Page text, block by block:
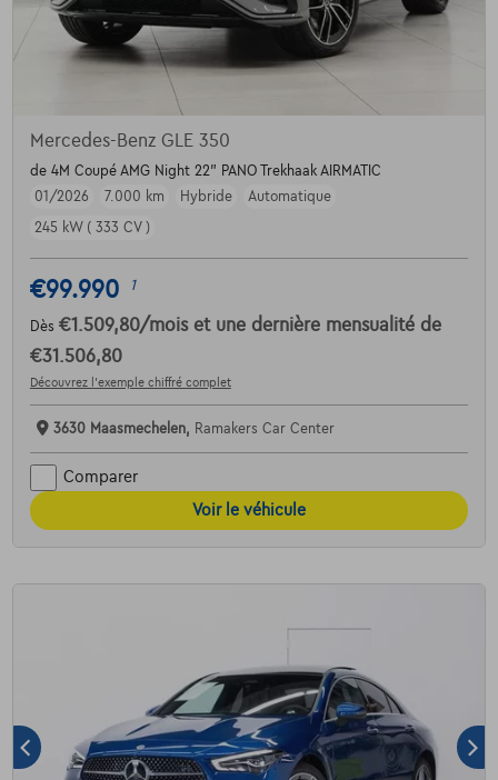
Mercedes-Benz GLE 350
de 4M Coupé AMG Night 22" PANO Trekhaak AIRMATIC
01/2026
7.000 km Hybride
Automatique
245 kW ( 333 CV )
€99.990 1
Dès €1.509,80/mois et une dernière mensualité de
€31.506,80
Découvrez l’exemple chiffré complet
3630 Maasmechelen, Ramakers Car Center
Comparer
Voir le véhicule